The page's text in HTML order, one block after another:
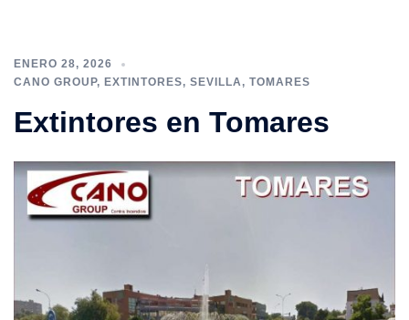
ENERO 28, 2026
CANO GROUP, EXTINTORES, SEVILLA, TOMARES
Extintores en Tomares